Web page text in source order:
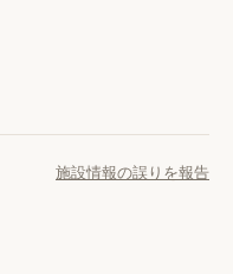
施設情報の誤りを報告